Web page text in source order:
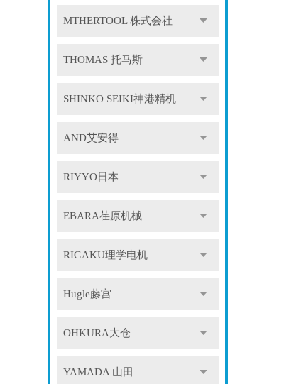
MTHERTOOL 株式会社
THOMAS 托马斯
SHINKO SEIKI神港精机
AND艾安得
RIYYO日本
EBARA荏原机械
RIGAKU理学电机
Hugle藤宫
OHKURA大仓
YAMADA 山田